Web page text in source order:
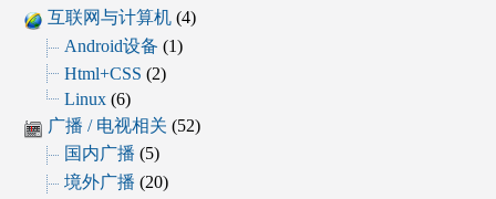
互联网与计算机(4)
Android设备 (1)
Html+CSS (2)
Linux(6)
广播 / 电视相关 (52)
国内广播 (5)
境外广播 (20)